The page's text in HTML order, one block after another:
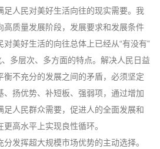
足人民对美好生活向往的现实需要。我
高质量发展阶段，发展要求和发展条件
美好生活的向往总体上已经从“有没有”
多层次、多方面的特点。解决人民日益
衡不充分的发展之间的矛盾，必须坚定
、扬优势、补短板、强弱项，通过增加
足人民群众需要，促进人的全面发展和
高水平上实现良性循环。
发挥超大规模市场优势的主动选择。